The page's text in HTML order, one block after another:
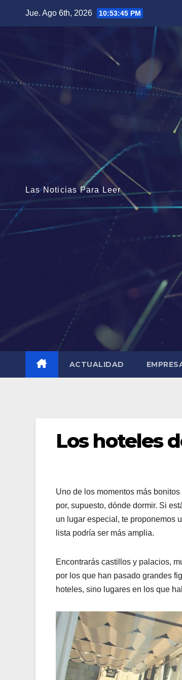
Jue. Ago 6th, 2026 10:53:47 PM
Las Noticias Para Leer
ACTUALIDAD
Los hoteles
Uno de los momentos más
por, supuesto, dónde dormir. Si
un lugar especial, te proponemos
lista podría ser más amplia.
Encontrarás castillos y palacios,
por los que han pasado grandes
hoteles, sino lugares en los que